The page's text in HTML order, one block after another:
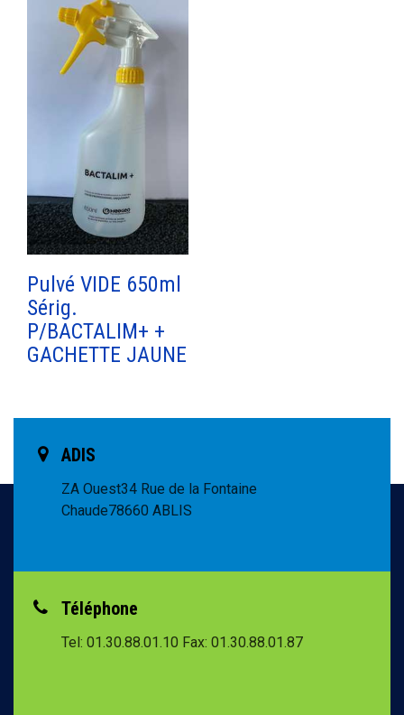
Pulvé VIDE 650ml
Sérig.
P/BACTALIM+ +
GACHETTE JAUNE
ADIS
ZA Ouest34 Rue de la Fontaine
Chaude78660 ABLIS
Téléphone
Tel: 01.30.88.01.10 Fax: 01.30.88.01.87